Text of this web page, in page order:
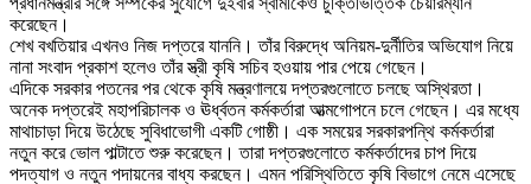
করেছেন।
শেখ বখতিয়ার এখনও নিজ দপ্তরে যাননি। তাঁর বিরুদ্ধে অনিয়ম-দুর্নীতির অভিযোগ নিয়ে
নানা সংবাদ প্রকাশ হলেও তাঁর স্ত্রী কৃষি সচিব হওয়ায় পার পেয়ে গেছেন।
এদিকে সরকার পতনের পর থেকে কৃষি মন্ত্রণালয়ে দপ্তরগুলোতে চলছে অস্থিরতা।
অনেক দপ্তরেই মহাপরিচালক ও ঊর্ধ্বতন কর্মকর্তারা আত্মগোপনে চলে গেছেন। এর মধ্যে
মাথাচাড়া দিয়ে উঠেছে সুবিধাভোগী একটি গোষ্ঠী। এক সময়ের সরকারপন্থি কর্মকর্তারা
নতুন করে ভোল পাল্টাতে শুরু করেছেন। তারা দপ্তরগুলোতে কর্মকর্তাদের চাপ দিয়ে
পদত্যাগ ও নতুন পদায়নের বাধ্য করছেন। এমন পরিস্থিতিতে কৃষি বিভাগে নেমে এসেছে